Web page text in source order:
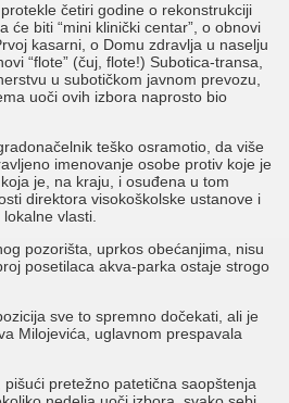
četiri godine o rekonstrukciji
će biti “mini klinički centar”, o obnovi
kasarni, o Domu zdravlja u naselju
“flote” (čuj, flote!) Subotica-transa,
u subotičkom javnom prevozu,
uoči ovih izbora naprosto bio
teško osramotio, da više
imenovanje osobe protiv koje je
je, na kraju, i osuđena u tom
direktora visokoškolske ustanove i
vlasti.
pozorišta, uprkos obećanjima, nisu
posetilaca akva-parka ostaje strogo
sve to spremno dočekati, ali je
Milojevića, uglavnom prespavala
pretežno patetična saopštenja